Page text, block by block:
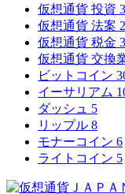
仮想通貨 投資
仮想通貨 法案 2
仮想通貨 税金 3
仮想通貨 交換
ビットコイン
イーサリアム
ダッシュ 5
リップル 8
モナーコイン 6
ライトコイン 5